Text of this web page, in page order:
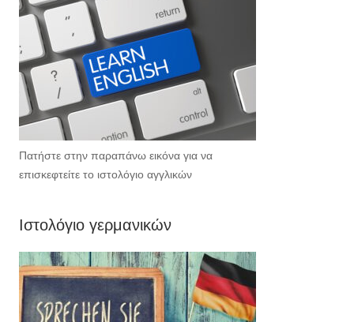
Πατήστε στην παραπάνω εικόνα για να
επισκεφτείτε το ιστολόγιο αγγλικών
Ιστολόγιο γερμανικών